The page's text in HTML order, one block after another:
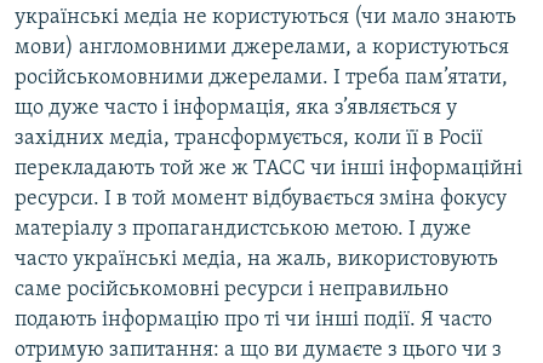
українські медіа не користуються (чи мало знають
мови) англомовними джерелами, а користуються
російськомовними джерелами. І треба пам’ятати,
що дуже часто і інформація, яка з’являється у
західних медіа, трансформується, коли її в Росії
перекладають той же ж ТАСС чи інші інформаційні
ресурси. І в той момент відбувається зміна фокусу
матеріалу з пропагандистською метою. І дуже
часто українські медіа, на жаль, використовують
саме російськомовні ресурси і неправильно
подають інформацію про ті чи інші події. Я часто
отримую запитання: а що ви думаєте з цього чи з